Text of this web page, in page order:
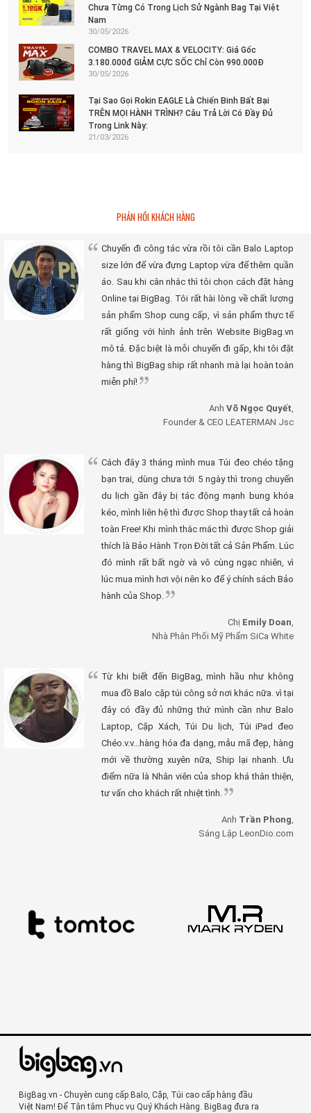
Chưa Từng Có Trong Lịch Sử Ngành Bag Tại Việt
Nam
30/05/2026
COMBO TRAVEL MAX & VELOCITY: Giá Gốc
3.180.000đ GIẢM CỰC SỐC Chỉ Còn 990.000Đ
30/05/2026
Tại Sao Gọi Rokin EAGLE Là Chiến Binh Bất Bại
TRÊN MỌI HÀNH TRÌNH? Câu Trả Lời Có Đầy Đủ
Trong Link Này:
21/03/2026
PHẢN HỒI KHÁCH HÀNG
Chuyến đi công tác vừa rồi tôi cần Balo Laptop
size lớn để vừa đựng Laptop vừa để thêm quần
áo. Sau khi cân nhắc thì tôi chọn cách đặt hàng
Online tại BigBag. Tôi rất hài lòng về chất lượng
sản phẩm Shop cung cấp, vì sản phẩm thực tế
rất giống với hình ảnh trên Website BigBag.vn
mô tả. Đặc biệt là mỗi chuyến đi gấp, khi tôi đặt
hàng thì BigBag ship rất nhanh mà lại hoàn toàn
miễn phí!
Anh Võ Ngọc Quyết,
Founder & CEO LEATERMAN Jsc
Cách đây 3 tháng mình mua Túi đeo chéo tặng
bạn trai, dùng chưa tới 5 ngày thì trong chuyến
du lịch gần đây bị tác động mạnh bung khóa
kéo, mình liên hệ thì được Shop thay tất cả hoàn
toàn Free! Khi mình thắc mắc thì được Shop giải
thích là Bảo Hành Trọn Đời tất cả Sản Phẩm. Lúc
đó mình rất bất ngờ và vô cùng ngạc nhiên, vì
lúc mua mình hơi vội nên ko để ý chính sách Bảo
hành của Shop.
Chị Emily Doan,
Nhà Phân Phối Mỹ Phẩm SiCa White
Từ khi biết đến BigBag, mình hầu như không
mua đồ Balo cặp túi công sở nơi khác nữa. vì tại
đây có đầy đủ những thứ mình cần như Balo
Laptop, Cặp Xách, Túi Du lịch, Túi iPad đeo
Chéo.v.v...hàng hóa đa dạng, mẫu mã đẹp, hàng
mới về thường xuyên nữa, Ship lại nhanh. Ưu
điểm nữa là Nhân viên của shop khá thân thiện,
tư vấn cho khách rất nhiệt tình.
Anh Trần Phong,
Sáng Lập LeonDio.com
BigBag.vn - Chuyên cung cấp Balo, Cặp, Túi cao cấp hàng đầu
Việt Nam! Để Tận tâm Phục vụ Quý Khách Hàng. BigBag đưa ra